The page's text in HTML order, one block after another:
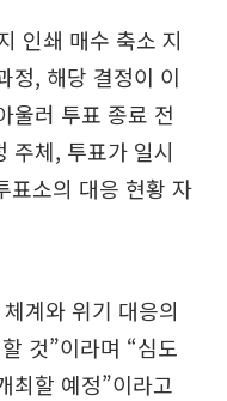
인쇄 매수 축소 지
정, 해당 결정이 이
울러 투표 종료 전
주체, 투표가 일시
표소의 대응 현황 자
계와 위기 대응의
것”이라며 “심도
최할 예정”이라고